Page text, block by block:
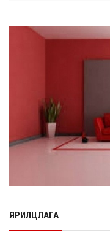
барилгын
Нэгдүгээр
ноос E-
Өчигдөр
95 хэрэг
Хүүхдийн
НӨАТ-ын
ЯРИЛЦЛАГА